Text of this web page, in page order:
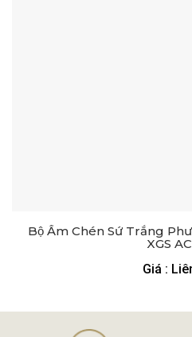
Bộ Ấm Chén Sứ Trắng
XGS
Giá :